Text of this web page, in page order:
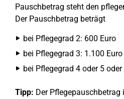
Pauschbetrag steht den
Der Pauschbetrag beträgt
bei Pflegegrad 2: 600 Euro
bei Pflegegrad 3: 1.100 Euro
bei Pflegegrad 4 oder 5
Tipp: Der